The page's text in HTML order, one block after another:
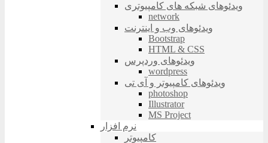
ویدئوهای شبکه های کامپیوتری
network
ویدئوهای وب و اینترنت
Bootstrap
HTML & CSS
ویدئوهای وردپرس
wordpress
ویدئوهای کامپیوتر و آی تی
photoshop
Illustrator
MS Project
نرم افزار
کامپیوتر